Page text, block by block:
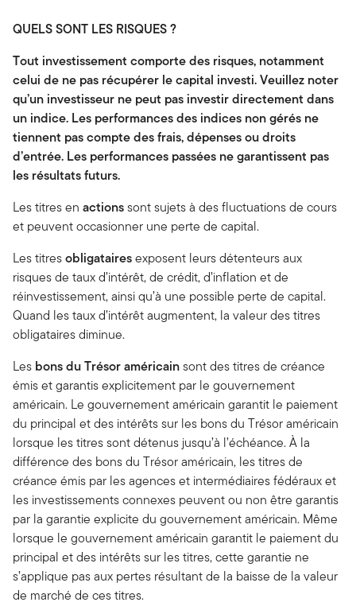
QUELS SONT LES RISQUES ?
Tout investissement comporte des risques, notamment
celui de ne pas récupérer le capital investi. Veuillez noter
qu’un investisseur ne peut pas investir directement dans
un indice. Les performances des indices non gérés ne
tiennent pas compte des frais, dépenses ou droits
d’entrée. Les performances passées ne garantissent pas
les résultats futurs.
Les titres en actionssont sujets à des fluctuations de cours
et peuvent occasionner une perte de capital.
Les titresobligatairesexposent leurs détenteurs aux
risques de taux d’intérêt, de crédit, d’inflation et de
réinvestissement, ainsi qu’à une possible perte de capital.
Quand les taux d’intérêt augmentent, la valeur des titres
obligataires diminue.
Les bons du Trésor américainsont des titres de créance
émis et garantis explicitement par le gouvernement
américain. Le gouvernement américain garantit le paiement
du principal et des intérêts sur les bons du Trésor américain
lorsque les titres sont détenus jusqu’à l’échéance. À la
différence des bons du Trésor américain, les titres de
créance émis par les agences et intermédiaires fédéraux et
les investissements connexes peuvent ou non être garantis
par la garantie explicite du gouvernement américain. Même
lorsque le gouvernement américain garantit le paiement du
principal et des intérêts sur les titres, cette garantie ne
s’applique pas aux pertes résultant de la baisse de la valeur
de marché de ces titres.